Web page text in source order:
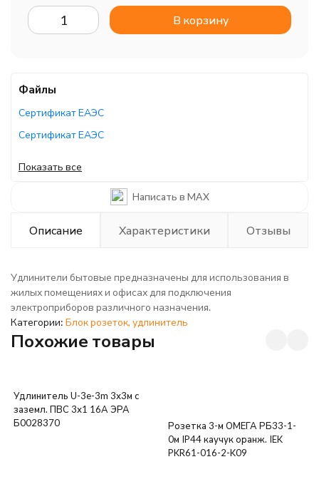
В корзину
Файлы
Сертификат ЕАЭС
Сертификат ЕАЭС
Показать все
Написать в MAX
Описание Характеристики Отзывы
Удлинители бытовые предназначены для использования в
жилых помещениях и офисах для подключения
электроприборов различного назначения.
Категории: Блок розеток, удлинитель
Похожие товары
Удлинитель U-3e-3m 3х3м с
заземл. ПВС 3х1 16А ЭРА
Б0028370
Розетка 3-м ОМЕГА РБ33-1-
0м IP44 каучук оранж. IEK
PKR61-016-2-K09